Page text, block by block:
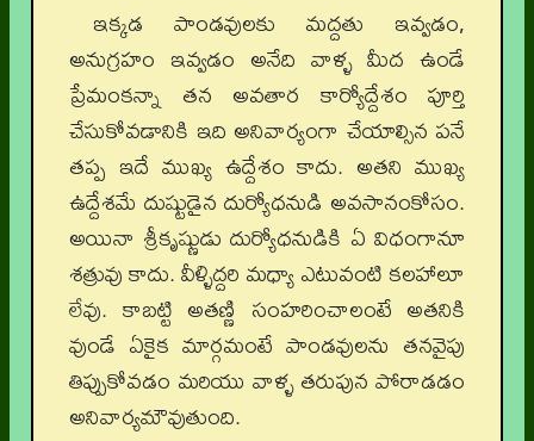
ఇక్కడ పాండవులకు మద్దతు ఇవ్వడం,
అనుగ్రహం ఇవ్వడం అనేది వాళ్ళ మీద ఉండే
ప్రేమంకన్నా తన అవతార కార్యోద్దేశం పూర్తి
చేసుకోవడానికి ఇది అనివార్యంగా చేయాల్సిన పనే
తప్ప ఇదే ముఖ్య ఉద్దేశం కాదు. అతని ముఖ్య
ఉద్దేశమే దుష్టుడైన దుర్యోధనుడి అవసానంకోసం.
అయినా శ్రీకృష్ణుడు దుర్యోధనుడికి ఏ విధంగానూ
శత్రువు కాదు. వీళ్ళిద్దరి మధ్యా ఎటువంటి కలహాలూ
లేవు. కాబట్టి అతణ్ణి సంహరించాలంటే అతనికి
వుండే ఏకైక మార్గమంటే పాండవులను తనవైపు
తిప్పుకోవడం మరియు వాళ్ళ తరుపున పోరాడడం
అనివార్యమౌవుతుంది.